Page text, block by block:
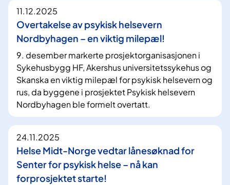
11.12.2025
Overtakelse av psykisk helsevern
Nordbyhagen – en viktig milepæl!
9. desember markerte prosjektorganisasjonen i
Sykehusbygg HF, Akershus universitetssykehus og
Skanska en viktig milepæl for psykisk helsevern og
rus, da byggene i prosjektet Psykisk helsevern
Nordbyhagen ble formelt overtatt.
24.11.2025
Helse Midt-Norge vedtar lånesøknad for
Senter for psykisk helse – nå kan
forprosjektet starte!